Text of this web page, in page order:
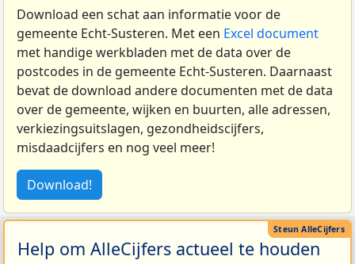
Download een schat aan informatie voor de
gemeente Echt-Susteren. Met een Excel document
met handige werkbladen met de data over de
postcodes in de gemeente Echt-Susteren. Daarnaast
bevat de download andere documenten met de data
over de gemeente, wijken en buurten, alle adressen,
verkiezingsuitslagen, gezondheidscijfers,
misdaadcijfers en nog veel meer!
Download!
Help om AlleCijfers actueel te houden